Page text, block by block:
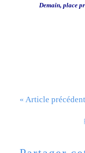
Demain, place
« Article précédent